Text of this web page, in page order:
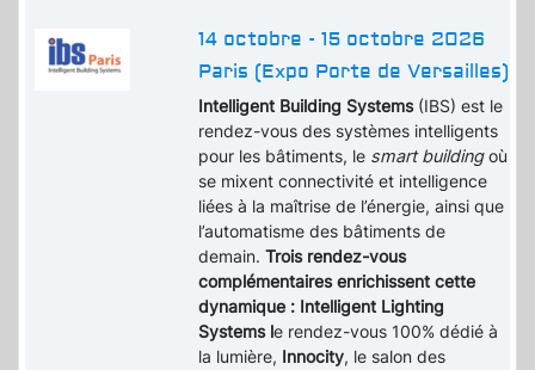
14 octobre - 15 octobre 2026
Paris (Expo Porte de Versailles)
Intelligent Building Systems(IBS) est le
rendez-vous des systèmes intelligents
pour les bâtiments, le smart buildingoù
se mixent connectivité et intelligence
liées à la maîtrise de l’énergie, ainsi que
l’automatisme des bâtiments de
demain.Trois rendez-vous
complémentaires enrichissent cette
dynamique : Intelligent Lighting
Systems le rendez-vous 100% dédié à
la lumière, Innocity, le salon des